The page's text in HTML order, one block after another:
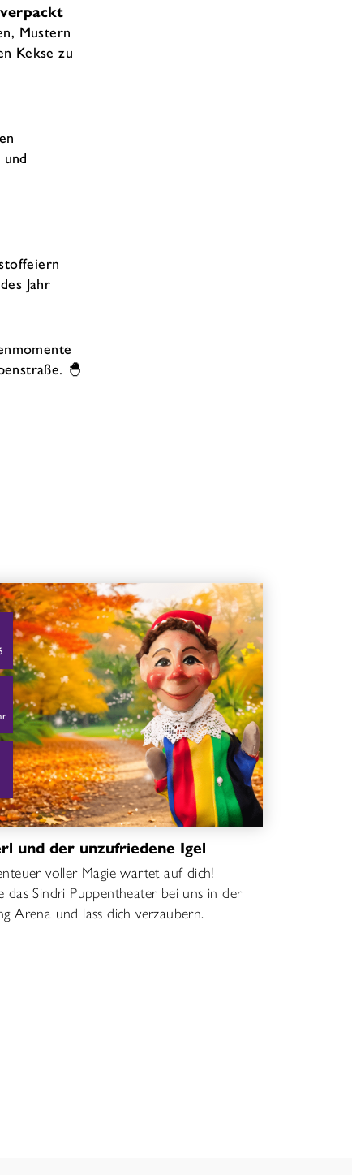
Mustern
Kekse zu
Jahr
🐣
und der unzufriedene Igel
voller Magie wartet auf dich!
das Sindri Puppentheater bei uns in der
Arena und lass dich verzaubern.